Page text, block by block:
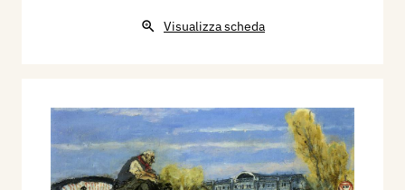
Visualizza scheda